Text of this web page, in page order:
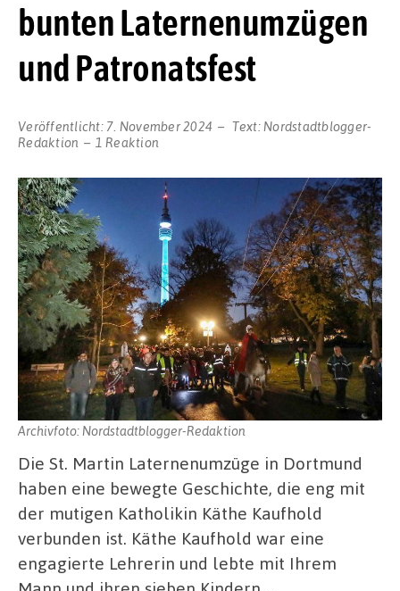
bunten Laternenumzügen
und Patronatsfest
Veröffentlicht: 7. November 2024 Text: Nordstadtblogger-
Redaktion
1 Reaktion
Archivfoto: Nordstadtblogger-Redaktion
Die St. Martin Laternenumzüge in Dortmund
haben eine bewegte Geschichte, die eng mit
der mutigen Katholikin Käthe Kaufhold
verbunden ist. Käthe Kaufhold war eine
engagierte Lehrerin und lebte mit Ihrem